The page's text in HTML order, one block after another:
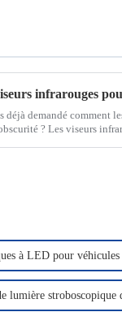
déjà demandé comment
? Les viseurs
à LED pour véhicules
lumière stroboscopique